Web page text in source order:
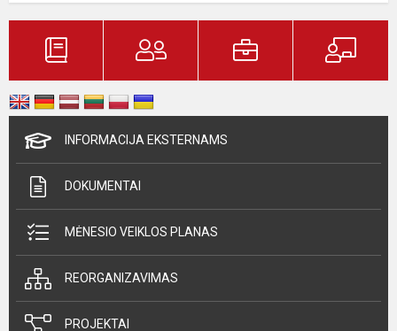
INFORMACIJA EKSTERNAMS
DOKUMENTAI
MĖNESIO VEIKLOS PLANAS
REORGANIZAVIMAS
PROJEKTAI